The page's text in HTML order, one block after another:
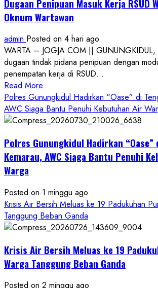
Dugaan Penipuan Masuk Kerja RSUD
Oknum Wartawan
admin Posted on 4 hari ago
WARTA – JOGJA.COM ||
dugaan tindak pidana penipuan dengan
penempatan kerja di RSUD...
Read More
more
about
Dugaan
Masuk
Kerja
Seret
Oknum
Wartawan
Polres Gunungkidul Hadirkan “Oase” di
AWC Siaga Bantu Penuhi Kebutuhan Air
Polres Gunungkidul Hadirkan “Oase”
Kemarau, AWC Siaga Bantu Penuhi
Warga
Posted on 1 minggu ago
Krisis Air Bersih Meluas ke 19 Padukuhan
Tanggung Beban Ganda
Krisis Air Bersih Meluas ke 19
Warga Tanggung Beban Ganda
Posted on 2 minggu ago